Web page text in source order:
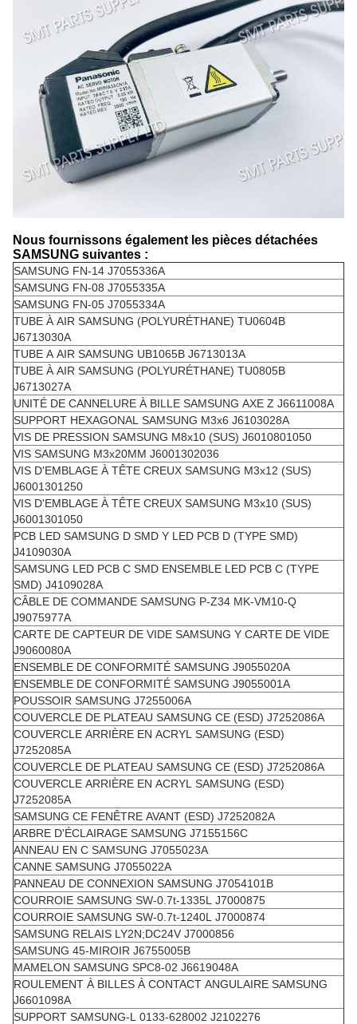
Nous fournissons également les pièces détachées
SAMSUNG suivantes :
SAMSUNG FN-14 J7055336A
SAMSUNG FN-08 J7055335A
SAMSUNG FN-05 J7055334A
TUBE À AIR SAMSUNG (POLYURÉTHANE) TU0604B
J6713030A
TUBE A AIR SAMSUNG UB1065B J6713013A
TUBE À AIR SAMSUNG (POLYURÉTHANE) TU0805B
J6713027A
UNITÉ DE CANNELURE À BILLE SAMSUNG AXE Z J6611008A
SUPPORT HEXAGONAL SAMSUNG M3x6 J6103028A
VIS DE PRESSION SAMSUNG M8x10 (SUS) J6010801050
VIS SAMSUNG M3x20MM J6001302036
VIS D'EMBLAGE À TÊTE CREUX SAMSUNG M3x12 (SUS)
J6001301250
VIS D'EMBLAGE À TÊTE CREUX SAMSUNG M3x10 (SUS)
J6001301050
PCB LED SAMSUNG D SMD Y LED PCB D (TYPE SMD)
J4109030A
SAMSUNG LED PCB C SMD ENSEMBLE LED PCB C (TYPE
SMD) J4109028A
CÂBLE DE COMMANDE SAMSUNG P-Z34 MK-VM10-Q
J9075977A
CARTE DE CAPTEUR DE VIDE SAMSUNG Y CARTE DE VIDE
J9060080A
ENSEMBLE DE CONFORMITÉ SAMSUNG J9055020A
ENSEMBLE DE CONFORMITÉ SAMSUNG J9055001A
POUSSOIR SAMSUNG J7255006A
COUVERCLE DE PLATEAU SAMSUNG CE (ESD) J7252086A
COUVERCLE ARRIÈRE EN ACRYL SAMSUNG (ESD)
J7252085A
COUVERCLE DE PLATEAU SAMSUNG CE (ESD) J7252086A
COUVERCLE ARRIÈRE EN ACRYL SAMSUNG (ESD)
J7252085A
SAMSUNG CE FENÊTRE AVANT (ESD) J7252082A
ARBRE D'ÉCLAIRAGE SAMSUNG J7155156C
ANNEAU EN C SAMSUNG J7055023A
CANNE SAMSUNG J7055022A
PANNEAU DE CONNEXION SAMSUNG J7054101B
COURROIE SAMSUNG SW-0.7t-1335L J7000875
COURROIE SAMSUNG SW-0.7t-1240L J7000874
SAMSUNG RELAIS LY2N;DC24V J7000856
SAMSUNG 45-MIROIR J6755005B
MAMELON SAMSUNG SPC8-02 J6619048A
ROULEMENT À BILLES À CONTACT ANGULAIRE SAMSUNG
J6601098A
SUPPORT SAMSUNG-L 0133-628002 J2102276